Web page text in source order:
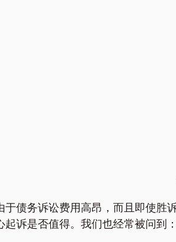
于债务诉讼费用高昂，而且即使胜
起诉是否值得。我们也经常被问到